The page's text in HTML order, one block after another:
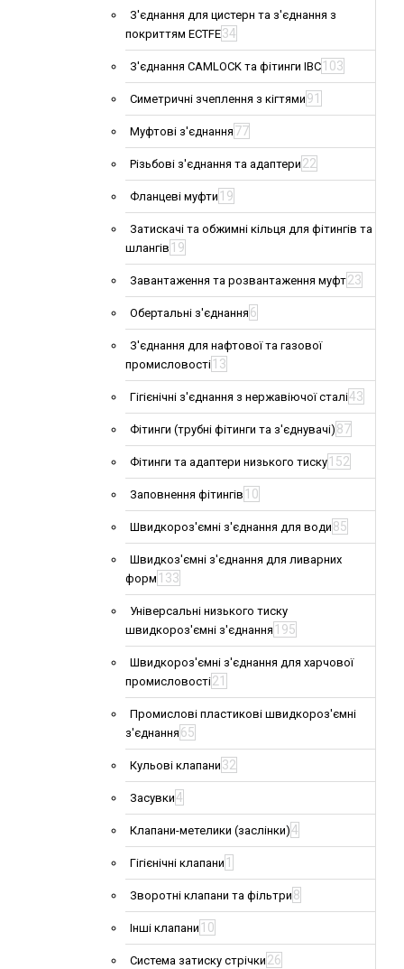
З'єднання для цистерн та з'єднання з
покриттям ECTFE34
З'єднання CAMLOCK та фітинги IBC 103
Симетричні зчеплення з кігтями 91
Муфтові з'єднання 77
Різьбові з'єднання та адаптери 22
Фланцеві муфти 19
Затискачі та обжимні кільця для фітингів та
шлангів 19
Завантаження та розвантаження муфт23
Обертальні з'єднання 6
З'єднання для нафтової та газової
промисловості 13
Гігієнічні з'єднання з нержавіючої сталі43
Фітинги (трубні фітинги та з'єднувачі) 87
Фітинги та адаптери низького тиску 152
Заповнення фітингів 10
Швидкороз'ємні з'єднання для води 85
Швидкоз'ємні з'єднання для ливарних
форм 133
Універсальні низького тиску
швидкороз'ємні з'єднання 195
Швидкороз'ємні з'єднання для харчової
промисловості21
Промислові пластикові швидкороз'ємні
з'єднання 65
Кульові клапани 32
Засувки4
Клапани-метелики (заслінки)4
Гігієнічні клапани 1
Зворотні клапани та фільтри 8
Інші клапани 10
Система затиску стрічки 26